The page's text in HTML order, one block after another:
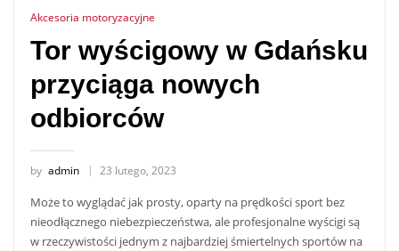
Akcesoria motoryzacyjne
Tor wyścigowy w Gdańsku
przyciąga nowych
odbiorców
by admin 23 lutego, 2023
Może to wyglądać jak prosty, oparty na prędkości sport bez
nieodłącznego niebezpieczeństwa, ale profesjonalne wyścigi są
w rzeczywistości jednym z najbardziej śmiertelnych sportów na